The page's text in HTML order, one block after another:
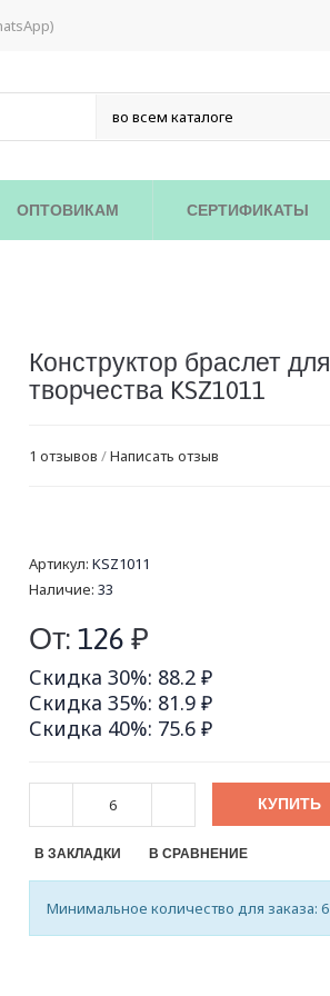
ОПТОВИКАМ СЕРТИФИКАТЫ
Конструктор браслет для
творчества KSZ1011
1 отзывов /Написать отзыв
Артикул: KSZ1011
Наличие: 33
От: 126 ₽
Скидка 30%: 88.2 ₽
Скидка 35%: 81.9 ₽
Скидка 40%: 75.6 ₽
КУПИТЬ
В ЗАКЛАДКИ В СРАВНЕНИЕ
Минимальное количество для заказа: 6